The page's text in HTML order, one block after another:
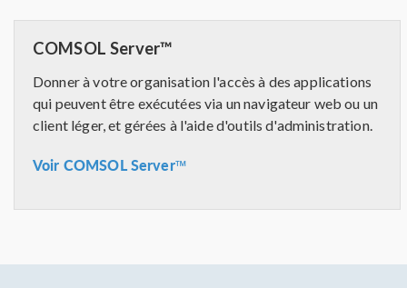
COMSOL Server™
Donner à votre organisation l'accès à des applications
qui peuvent être exécutées via un navigateur web ou un
client léger, et gérées à l'aide d'outils d'administration.
Voir COMSOL Server™